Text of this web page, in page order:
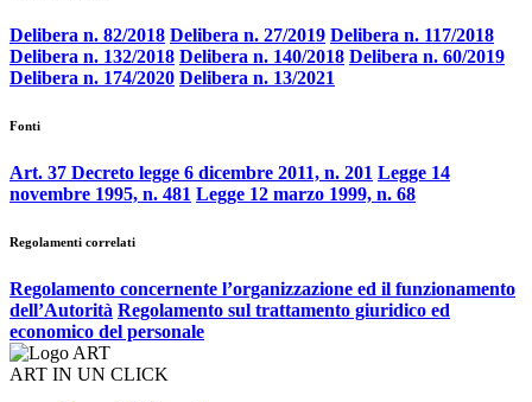
Delibera n. 82/2018 Delibera n. 27/2019 Delibera n. 117/2018
Delibera n. 132/2018 Delibera n. 140/2018 Delibera n. 60/2019
Delibera n. 174/2020 Delibera n. 13/2021
Fonti
Art. 37 Decreto legge 6 dicembre 2011, n. 201 Legge 14
novembre 1995, n. 481 Legge 12 marzo 1999, n. 68
Regolamenti correlati
Regolamento concernente l’organizzazione ed il funzionamento
dell’Autorità Regolamento sul trattamento giuridico ed
economico del personale
ART IN UN CLICK